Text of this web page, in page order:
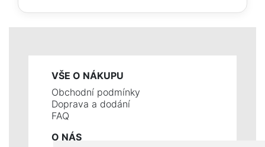
VŠE O NÁKUPU
Obchodní podmínky
Doprava a dodání
FAQ
O NÁS